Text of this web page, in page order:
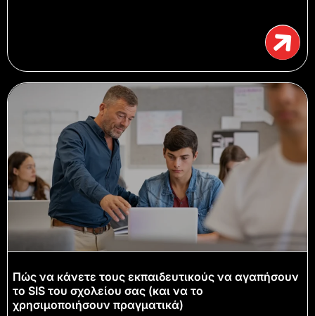
Πώς να κάνετε τους εκπαιδευτικούς να αγαπήσουν
το SIS του σχολείου σας (και να το
χρησιμοποιήσουν πραγματικά)